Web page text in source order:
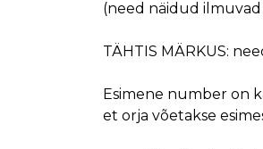
(need näidud ilmuvad
TÄHTIS MÄRKUS:
Esimene number on
et orja võetakse